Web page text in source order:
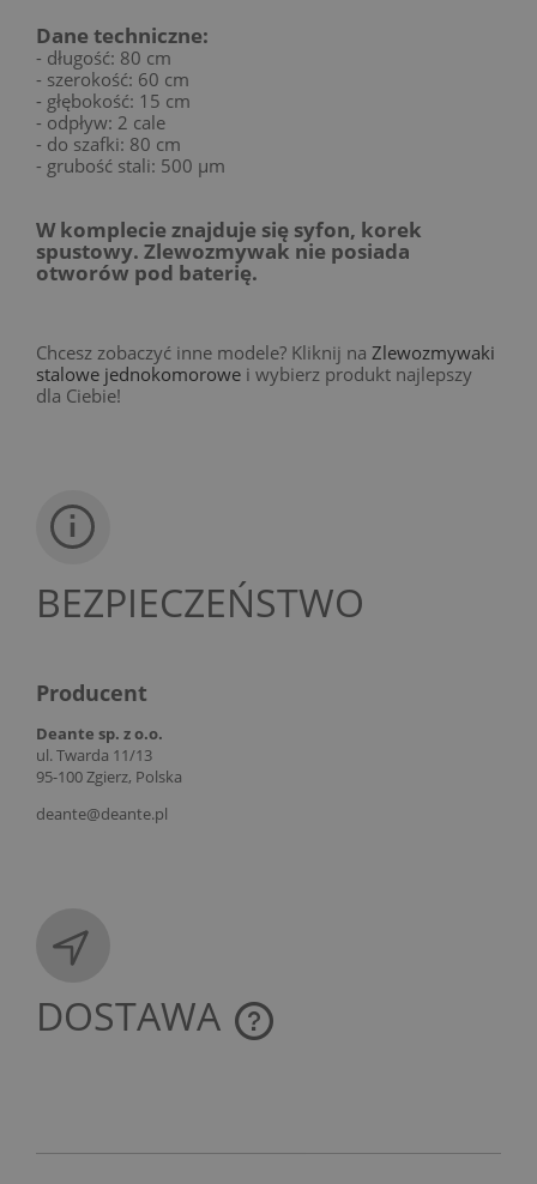
Dane techniczne:
- długość: 80 cm
- szerokość: 60 cm
- głębokość: 15 cm
- odpływ: 2 cale
- do szafki: 80 cm
- grubość stali: 500 µm
W komplecie znajduje się syfon, korek
spustowy. Zlewozmywak nie posiada
otworów pod baterię.
Chcesz zobaczyć inne modele? Kliknij na Zlewozmywaki
stalowe jednokomorowe i wybierz produkt najlepszy
dla Ciebie!
BEZPIECZEŃSTWO
Producent
Deante sp. z o.o.
ul. Twarda 11/13
95-100 Zgierz, Polska
deante@deante.pl
DOSTAWA
CENA NIE ZAWIERA EWENTUALNYCH KOSZTÓW